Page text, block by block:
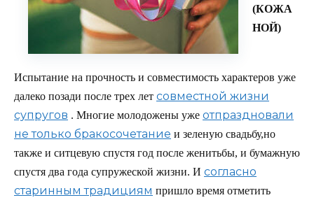
(КОЖА
НОЙ)
Испытание на прочность и совместимость характеров уже
далеко позади после трех лет совместной жизни
супругов . Многие молодожены уже отпраздновали
не только бракосочетание и зеленую свадьбу,но
также и ситцевую спустя год после женитьбы, и бумажную
спустя два года супружеской жизни. И согласно
старинным традициям пришло время отметить